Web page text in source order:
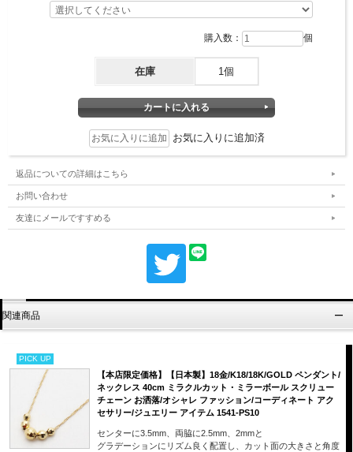
購入数： 個
在庫 1個
お気に入りに追加済
返品についての詳細はこちら
お問い合わせ
友達にメールですすめる
関連商品
PICK UP
【本店限定価格】【日本製】18金/K18/18K/GOLD ペンダント/
ネックレス 40cm ミラクルカット・ミラーボール スクリュー
チェーン お洒落/オシャレ ファッション/コーディネート アク
セサリー/ジュエリー アイテム 1541-PS10
センターに3.5mm、両脇に2.5mm、2mmと
グラデーションにリズム良く配置し、カット面の大きさと角度